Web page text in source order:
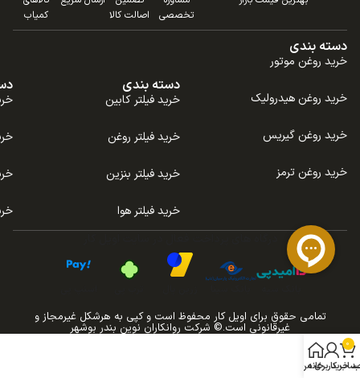
تخصصی
اصالت کالا
کمیاب
دسته بندی
خرید روغن موتور
خرید روغن هیدرولیک
خرید روغن گیریس
خرید روغن ترمز
دسته بندی
خرید فیلتر کابین
خرید فیلتر روغن
خرید فیلتر بنزین
خرید فیلتر هوا
تمامی حقوق برای اویل کار محفوظ است و کپی به هرشکل غیرمجاز و
غیرقانونی است.© شرکت روانکاران نوین بندر بوشهر
0
خرید
کاربری من
خانه